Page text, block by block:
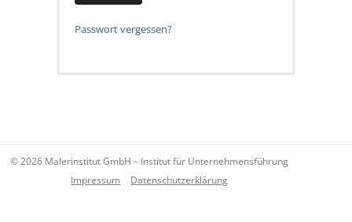
Passwort vergessen?
© 2026 Malerinstitut GmbH – Institut für Unternehmensführung
Impressum
Datenschutzerklärung